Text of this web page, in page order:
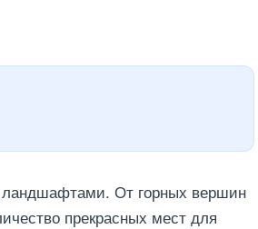
ландшафтами. От горных вершин
прекрасных мест для